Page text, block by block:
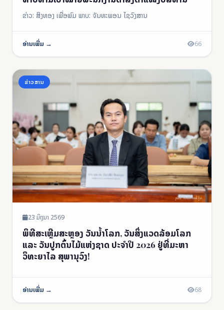
ຂ່າວ: ສິງທອງ ເພື່ອພົມ ພາບ: ຈັນທະພອນ ໄຊວົງສານ
ອ່ານເພີ່ມ → 66
ຂ່າວສານ
23 ມິຖຸນາ 2569
ພິທີສະເຫຼີມສະຫຼອງ ວັນນໍ້າໂລກ, ວັນສິ່ງແວດລ້ອມໂລກ
ແລະ ວັນປູກຕົ້ນໄມ້ແຫ່ງຊາດ ປະຈໍາປີ 2026 ຢູ່ທີ່ມະຫາ
ວິທະຍາໄລ ສຸພານຸວົງ!
ອ່ານເພີ່ມ → 68